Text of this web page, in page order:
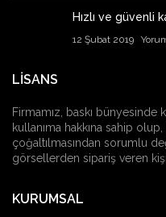
Hızlı ve güvenli
12 Şubat 2019
LİSANS
Firmamız, baskı bünyesinde
kullanıma hakkına sahip
çoğaltılmasından sorumlu
görsellerden sipariş veren
KURUMSAL